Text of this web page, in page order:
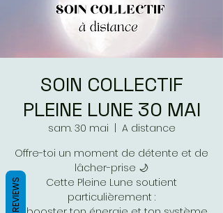
SOIN COLLECTIF
PLEINE LUNE 30 MAI
sam. 30 mai
A distance
Offre-toi un moment de détente et de
lâcher-prise 🌙
Cette Pleine Lune soutient
particulièrement :
REVIEWS